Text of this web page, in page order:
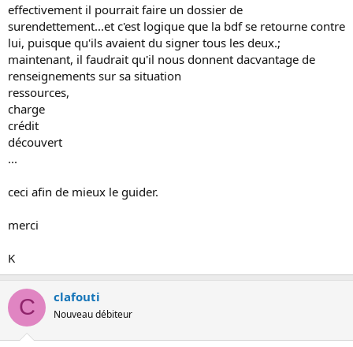
effectivement il pourrait faire un dossier de
surendettement...et c'est logique que la bdf se retourne contre
lui, puisque qu'ils avaient du signer tous les deux.;
maintenant, il faudrait qu'il nous donnent dacvantage de
renseignements sur sa situation
ressources,
charge
crédit
découvert
...
ceci afin de mieux le guider.
merci
K
C clafouti
Nouveau débiteur